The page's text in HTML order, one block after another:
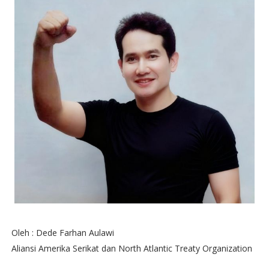
Oleh : Dede Farhan Aulawi
Aliansi Amerika Serikat dan North Atlantic Treaty Organization